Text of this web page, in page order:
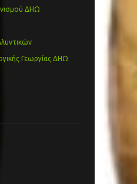
ΔΗΩ
Γεωργίας ΔΗΩ